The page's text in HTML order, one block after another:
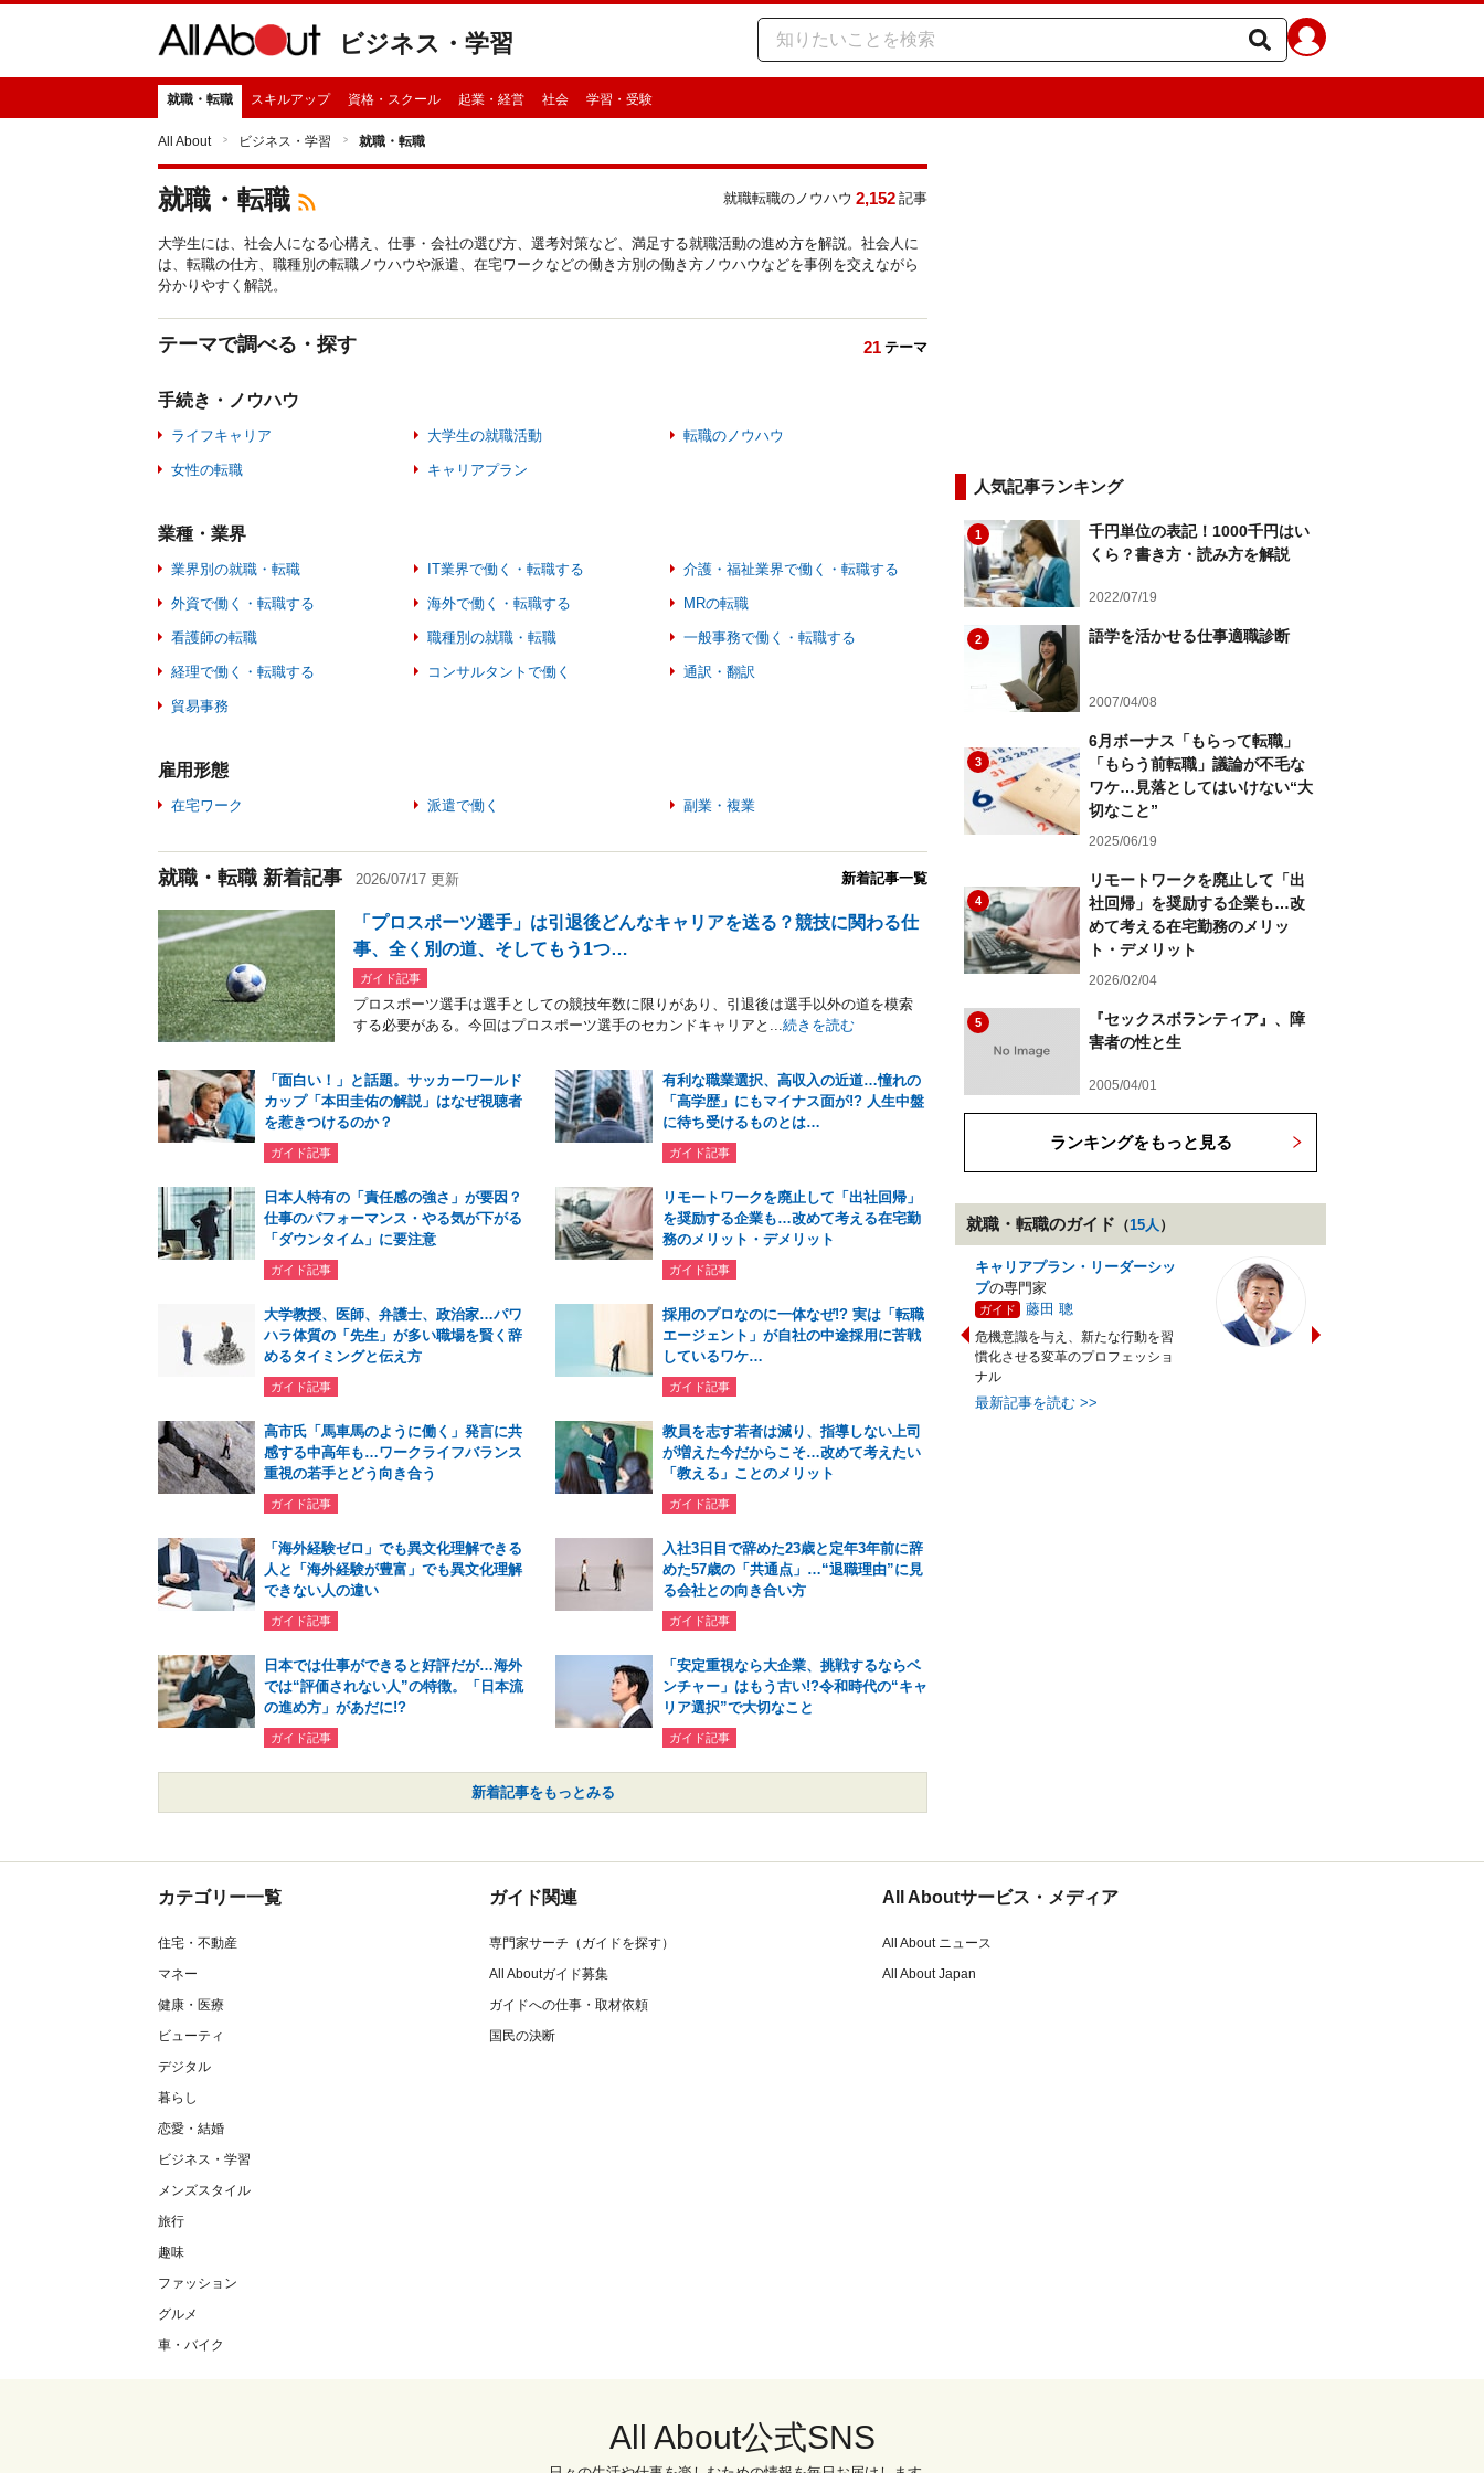
ビジネス・学習
就職・転職 スキルアップ 資格・スクール 起業・経営 社会 学習・受験
All About ビジネス・学習 就職・転職
就職・転職 就職転職のノウハウ 2,152 記事
大学生には、社会人になる心構え、仕事・会社の選び方、選考対策など、満足する就職活動の進め方を解説。社会人に
は、転職の仕方、職種別の転職ノウハウや派遣、在宅ワークなどの働き方別の働き方ノウハウなどを事例を交えながら
分かりやすく解説。
テーマで調べる・探す 21 テーマ
手続き・ノウハウ
ライフキャリア 大学生の就職活動 転職のノウハウ
女性の転職 キャリアプラン
業種・業界
業界別の就職・転職 IT業界で働く・転職する 介護・福祉業界で働く・転職する
外資で働く・転職する 海外で働く・転職する MRの転職
看護師の転職 職種別の就職・転職 一般事務で働く・転職する
経理で働く・転職する コンサルタントで働く 通訳・翻訳
貿易事務
雇用形態
在宅ワーク 派遣で働く 副業・複業
就職・転職 新着記事 2026/07/17 更新 新着記事一覧
「プロスポーツ選手」は引退後どんなキャリアを送る？競技に関わる仕
事、全く別の道、そしてもう1つ…
ガイド記事
プロスポーツ選手は選手としての競技年数に限りがあり、引退後は選手以外の道を模索
する必要がある。今回はプロスポーツ選手のセカンドキャリアと...続きを読む
「面白い！」と話題。サッカーワールド
カップ「本田圭佑の解説」はなぜ視聴者
を惹きつけるのか？
ガイド記事
有利な職業選択、高収入の近道…憧れの
「高学歴」にもマイナス面が!? 人生中盤
に待ち受けるものとは…
ガイド記事
日本人特有の「責任感の強さ」が要因？
仕事のパフォーマンス・やる気が下がる
「ダウンタイム」に要注意
ガイド記事
リモートワークを廃止して「出社回帰」
を奨励する企業も…改めて考える在宅勤
務のメリット・デメリット
ガイド記事
大学教授、医師、弁護士、政治家…パワ
ハラ体質の「先生」が多い職場を賢く辞
めるタイミングと伝え方
ガイド記事
採用のプロなのに一体なぜ!? 実は「転職
エージェント」が自社の中途採用に苦戦
しているワケ…
ガイド記事
高市氏「馬車馬のように働く」発言に共
感する中高年も…ワークライフバランス
重視の若手とどう向き合う
ガイド記事
教員を志す若者は減り、指導しない上司
が増えた今だからこそ…改めて考えたい
「教える」ことのメリット
ガイド記事
「海外経験ゼロ」でも異文化理解できる
人と「海外経験が豊富」でも異文化理解
できない人の違い
ガイド記事
入社3日目で辞めた23歳と定年3年前に辞
めた57歳の「共通点」…“退職理由”に見
る会社との向き合い方
ガイド記事
日本では仕事ができると好評だが…海外
では“評価されない人”の特徴。「日本流
の進め方」があだに!?
ガイド記事
「安定重視なら大企業、挑戦するならベ
ンチャー」はもう古い!?令和時代の“キャ
リア選択”で大切なこと
ガイド記事
新着記事をもっとみる
人気記事ランキング
1
千円単位の表記！1000千円はい
くら？書き方・読み方を解説
2022/07/19
2 語学を活かせる仕事適職診断
2007/04/08
3
6月ボーナス「もらって転職」
「もらう前転職」議論が不毛な
ワケ…見落としてはいけない“大
切なこと”
2025/06/19
4
リモートワークを廃止して「出
社回帰」を奨励する企業も…改
めて考える在宅勤務のメリッ
ト・デメリット
2026/02/04
5
『セックスボランティア』、障
害者の性と生
2005/04/01
ランキングをもっと見る
就職・転職のガイド （15人 ）
キャリアプラン・リーダーシッ
プの専門家
ガイド 藤田 聰
危機意識を与え、新たな行動を習
慣化させる変革のプロフェッショ
ナル
最新記事を読む >>
個性や環境を活かしながら自
カテゴリー一覧
住宅・不動産
マネー
健康・医療
ビューティ
デジタル
暮らし
恋愛・結婚
ビジネス・学習
メンズスタイル
旅行
趣味
ファッション
グルメ
車・バイク
ガイド関連
専門家サーチ（ガイドを探す）
All Aboutガイド募集
ガイドへの仕事・取材依頼
国民の決断
All Aboutサービス・メディア
All About ニュース
All About Japan
All About公式SNS